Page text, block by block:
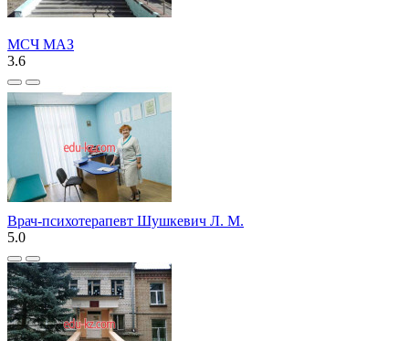
МСЧ МАЗ
3.6
Врач-психотерапевт Шушкевич Л. М.
5.0